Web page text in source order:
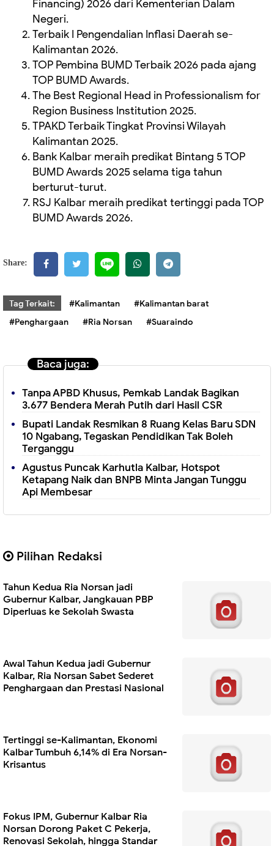
Financing) 2026 dari Kementerian Dalam
Negeri.
Terbaik I Pengendalian Inflasi Daerah se-
Kalimantan 2026.
TOP Pembina BUMD Terbaik 2026 pada ajang
TOP BUMD Awards.
The Best Regional Head in Professionalism for
Region Business Institution 2025.
TPAKD Terbaik Tingkat Provinsi Wilayah
Kalimantan 2025.
Bank Kalbar meraih predikat Bintang 5 TOP
BUMD Awards 2025 selama tiga tahun
berturut-turut.
RSJ Kalbar meraih predikat tertinggi pada TOP
BUMD Awards 2026.
Share:
Tag Terkait: #Kalimantan
#Kalimantan barat
#Penghargaan
#Ria Norsan #Suaraindo
Baca juga:
Tanpa APBD Khusus, Pemkab Landak Bagikan
3.677 Bendera Merah Putih dari Hasil CSR
Bupati Landak Resmikan 8 Ruang Kelas Baru SDN
10 Ngabang, Tegaskan Pendidikan Tak Boleh
Terganggu
Agustus Puncak Karhutla Kalbar, Hotspot
Ketapang Naik dan BNPB Minta Jangan Tunggu
Api Membesar
Pilihan Redaksi
Tahun Kedua Ria Norsan jadi
Gubernur Kalbar, Jangkauan PBP
Diperluas ke Sekolah Swasta
Awal Tahun Kedua jadi Gubernur
Kalbar, Ria Norsan Sabet Sederet
Penghargaan dan Prestasi Nasional
Tertinggi se-Kalimantan, Ekonomi
Kalbar Tumbuh 6,14% di Era Norsan-
Krisantus
Fokus IPM, Gubernur Kalbar Ria
Norsan Dorong Paket C Pekerja,
Renovasi Sekolah, hingga Standar